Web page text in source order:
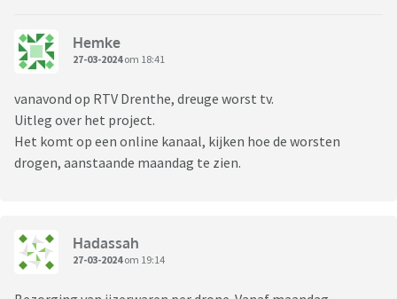
Hemke
27-03-2024om 18:41
vanavond op RTV Drenthe, dreuge worst tv.
Uitleg over het project.
Het komt op een online kanaal, kijken hoe de worsten
drogen, aanstaande maandag te zien.
Hadassah
27-03-2024om 19:14